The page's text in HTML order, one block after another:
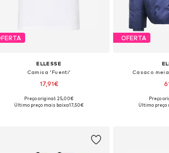
ELLESSE
Camisa 'Fuenti'
17,91€
Tamanhos disponíveis: S, M, L, XL
Preço original: 25,00€
Último preço mais baixo:17,50€
OFERTA
Casaco
Tamanhos
Preço
Último preço